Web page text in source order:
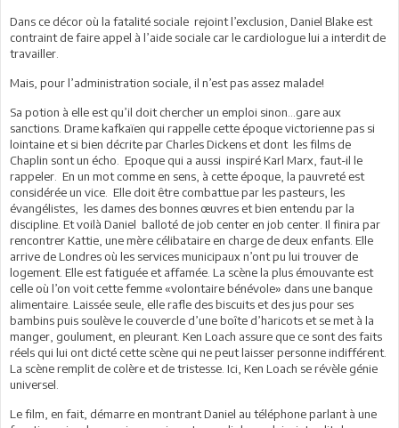
Dans ce décor où la fatalité sociale rejoint l’exclusion, Daniel Blake est
contraint de faire appel à l’aide sociale car le cardiologue lui a interdit de
travailler.
Mais, pour l’administration sociale, il n’est pas assez malade!
Sa potion à elle est qu’il doit chercher un emploi sinon…gare aux
sanctions. Drame kafkaïen qui rappelle cette époque victorienne pas si
lointaine et si bien décrite par Charles Dickens et dont les films de
Chaplin sont un écho. Epoque qui a aussi inspiré Karl Marx, faut-il le
rappeler. En un mot comme en sens, à cette époque, la pauvreté est
considérée un vice. Elle doit être combattue par les pasteurs, les
évangélistes, les dames des bonnes œuvres et bien entendu par la
discipline. Et voilà Daniel balloté de job center en job center. Il finira par
rencontrer Kattie, une mère célibataire en charge de deux enfants. Elle
arrive de Londres où les services municipaux n’ont pu lui trouver de
logement. Elle est fatiguée et affamée. La scène la plus émouvante est
celle où l’on voit cette femme «volontaire bénévole» dans une banque
alimentaire. Laissée seule, elle rafle des biscuits et des jus pour ses
bambins puis soulève le couvercle d’une boîte d’haricots et se met à la
manger, goulument, en pleurant. Ken Loach assure que ce sont des faits
réels qui lui ont dicté cette scène qui ne peut laisser personne indifférent.
La scène remplit de colère et de tristesse. Ici, Ken Loach se révèle génie
universel.
Le film, en fait, démarre en montrant Daniel au téléphone parlant à une